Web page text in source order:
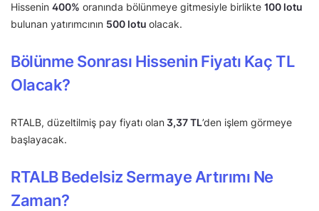
Hissenin 400% oranında bölünmeye gitmesiyle birlikte 100 lotu
bulunan yatırımcının 500 lotu olacak.
Bölünme Sonrası Hissenin Fiyatı Kaç TL
Olacak?
RTALB, düzeltilmiş pay fiyatı olan3,37 TL’den işlem görmeye
başlayacak.
RTALB Bedelsiz Sermaye Artırımı Ne
Zaman?